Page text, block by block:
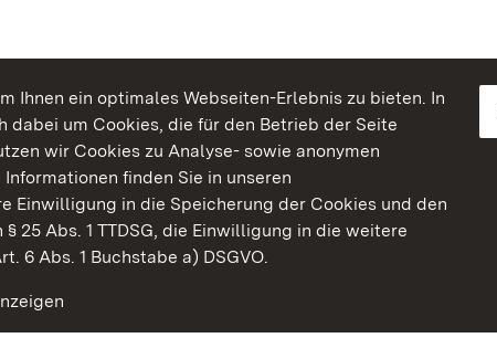
Ihnen ein optimales Webseiten-Erlebnis zu bieten. In
dabei um Cookies, die für den Betrieb der Seite
wir Cookies zu Analyse- sowie anonymen
finden Sie in unseren
Einwilligung in die Speicherung der Cookies und den
25 Abs. 1 TTDSG, die Einwilligung in die weitere
6 Abs. 1 Buchstabe a) DSGVO.